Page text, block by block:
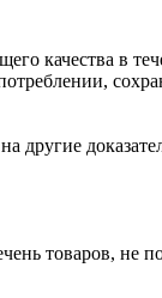
качества в
товаров, не